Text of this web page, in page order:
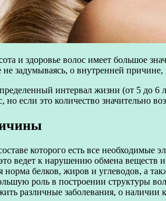
и здоровье волос имеет большое
задумываясь, о внутренней причине,
интервал жизни (от 5 до
если это количество значительно
которого есть все
ведет к нарушению обмена
норма белков, жиров и углеводов, а
роль в построении структуры
различные заболевания, о